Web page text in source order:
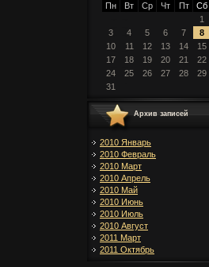
Пн
Вт Ср Чт Пт Сб
1
3
4 5 6 7 8
10
11 12 13 14 15
17
18 19 20 21 22
24
25 26 27 28 29
31
Архив записей
2010 Январь
2010 Февраль
2010 Март
2010 Апрель
2010 Май
2010 Июнь
2010 Июль
2010 Август
2011 Март
2011 Октябрь